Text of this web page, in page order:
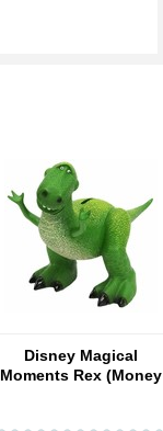
Disney Magical
Moments Rex (Money